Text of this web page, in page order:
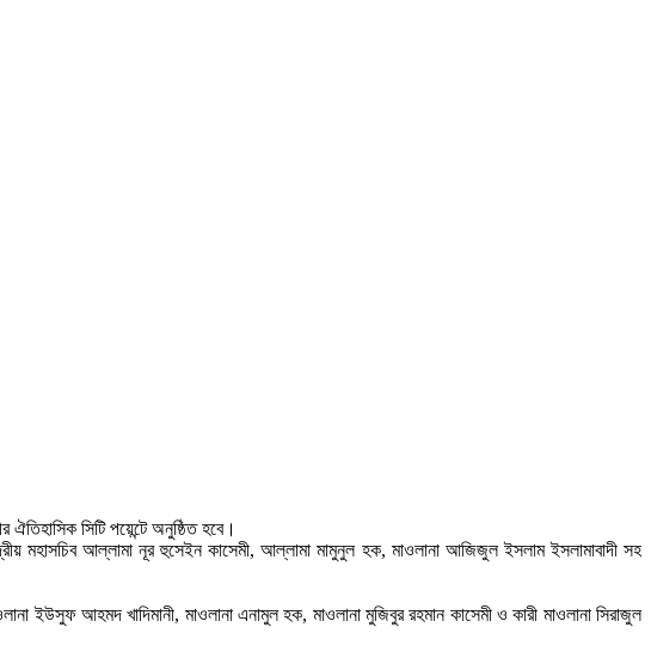
ঐতিহাসিক সিটি পয়েন্টে অনুষ্ঠিত হবে।
মহাসচিব আল্লামা নূর হুসেইন কাসেমী, আল্লামা মামুনুল হক, মাওলানা আজিজুল ইসলাম ইসলামাবাদী সহ
ইউসুফ আহমদ খাদিমানী, মাওলানা এনামুল হক, মাওলানা মুজিবুর রহমান কাসেমী ও কারী মাওলানা সিরাজুল